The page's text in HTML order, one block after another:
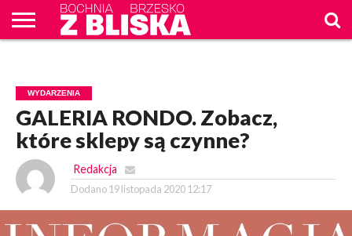
WYDARZENIA
GALERIA RONDO. Zobacz,
które sklepy są czynne?
Redakcja
Dodano 19 listopada 2020 12:17